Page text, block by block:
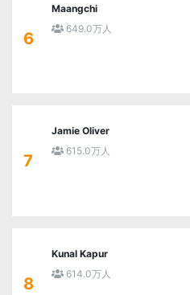
6
Maangchi
649.0万人
7
Jamie Oliver
615.0万人
8
Kunal Kapur
614.0万人